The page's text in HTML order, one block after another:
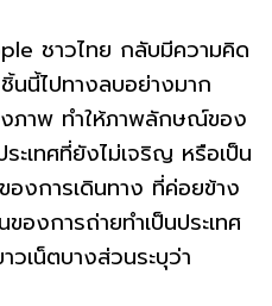
ชาวไทย กลับมีความคิด
นี้ไปทางลบอย่างมาก
งภาพ ทำให้ภาพลักษณ์ของ
ะเทศที่ยังไม่เจริญ หรือเป็น
องการเดินทาง ที่ค่อยข้าง
องการถ่ายทำเป็นประเทศ
วเน็ตบางส่วนระบุว่า